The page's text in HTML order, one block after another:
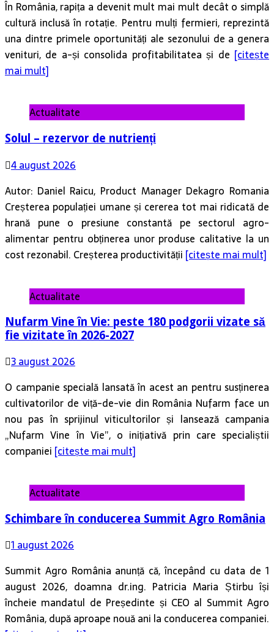
una dintre primele oportunități ale sezonului de a genera
venituri, de a-și consolida profitabilitatea și de[citește
mai mult]
Actualitate
Solul – rezervor de nutrienți
4 august 2026
Autor: Daniel Raicu, Product Manager Dekagro Romania
Creșterea populației umane și cererea tot mai ridicată de
hrană pune o presiune constantă pe sectorul agro-
alimentar pentru obținerea unor produse calitative la un
cost rezonabil. Creșterea productivității[citește mai mult]
Nufarm Vine în Vie: peste 180 podgorii vizate să
fie vizitate în 2026-2027
3 august 2026
O campanie specială lansată în acest an pentru susținerea
nou pas în sprijinul viticultorilor și lansează campania
„Nufarm Vine în Vie”, o inițiativă prin care specialiștii
companiei[citește mai mult]
Actualitate
Schimbare în conducerea Summit Agro România
1 august 2026
Summit Agro România anunță că, începând cu data de 1
august 2026, doamna dr.ing. Patricia Maria Știrbu își
încheie mandatul de Președinte și CEO al Summit Agro
România, după aproape nouă ani la conducerea companiei.
[citește mai mult]